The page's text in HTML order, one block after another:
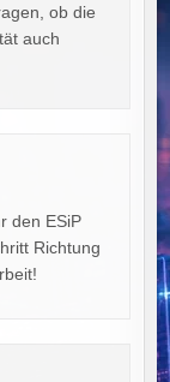
ob die
auch
den ESiP
Richtung